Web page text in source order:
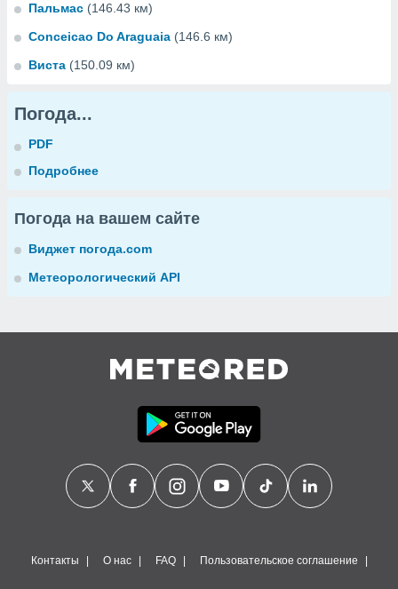
Пальмас (146.43 км)
Conceicao Do Araguaia (146.6 км)
Виста (150.09 км)
Погода...
PDF
Подробнее
Погода на вашем сайте
Виджет погода.com
Метеорологический API
Контакты О нас FAQ Пользовательское соглашение